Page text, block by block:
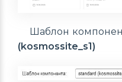
Шаблон
(kosmossite_s1)